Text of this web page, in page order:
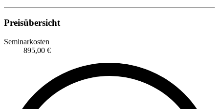
Preisübersicht
Seminarkosten
895,00 €